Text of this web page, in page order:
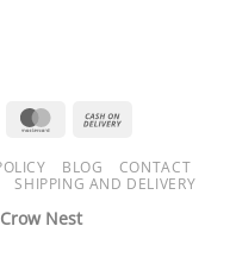
MasterCard
Delivery
BLOG
CONTACT
SHIPPING AND DELIVERY
Crow Nest